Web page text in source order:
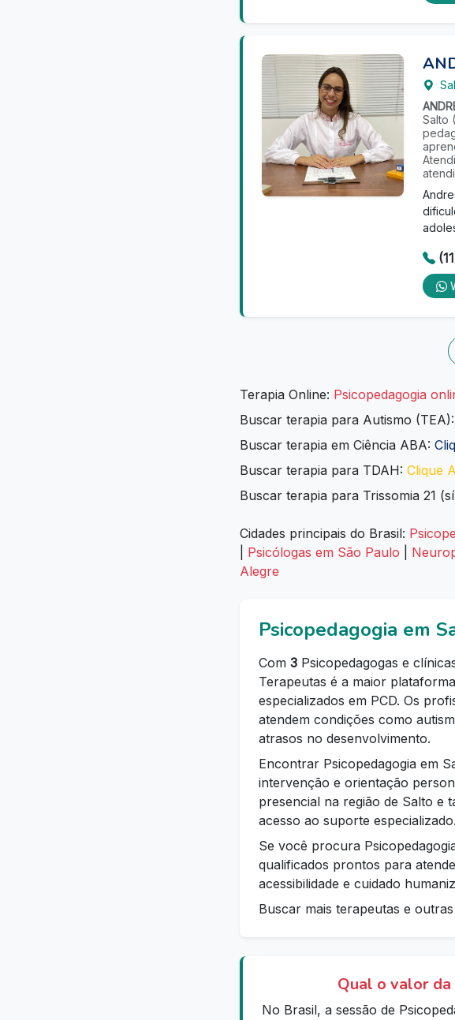
Salto
Terapia Online: Psicopedagogia
Buscar terapia para Autismo (TEA):
Buscar terapia em Ciência ABA:
Buscar terapia para TDAH: Clique
Buscar terapia para Trissomia 21
Cidades principais do Brasil:
Psicólogas em São Paulo
Alegre
Psicopedagogia em
Com 3 Psicopedagogas e
Terapeutas é a maior
especializados em PCD. Os
atendem condições como
atrasos no desenvolvimento.
Encontrar Psicopedagogia em
intervenção e orientação
presencial na região de Salto e
acesso ao suporte especializado.
Se você procura
qualificados prontos para
acessibilidade e cuidado
Buscar mais terapeutas e outras
Qual o valor da
No Brasil, a sessão de